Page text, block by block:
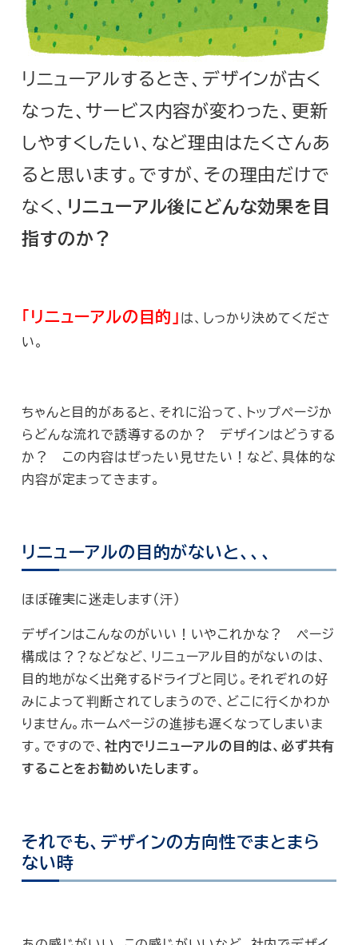
リニューアルするとき、デザインが古く
なった、サービス内容が変わった、更新
しやすくしたい、など理由はたくさんあ
ると思います。ですが、その理由だけで
なく、 リニューアル後にどんな効果を目
指すのか？
「リニューアルの目的」は、しっかり決めてくださ
い。
ちゃんと目的があると、それに沿って、トップページか
らどんな流れで誘導するのか？ デザインはどうする
か？ この内容はぜったい見せたい！など、具体的な
内容が定まってきます。
リニューアルの目的がないと、、、
ほぼ確実に迷走します（汗）
デザインはこんなのがいい！いやこれかな？ ページ
構成は？？などなど、リニューアル目的がないのは、
目的地がなく出発するドライブと同じ。それぞれの好
みによって判断されてしまうので、どこに行くかわか
りません。ホームページの進捗も遅くなってしまいま
す。ですので、 社内でリニューアルの目的は、必ず共有
することをお勧めいたします。
それでも、デザインの方向性でまとまら
ない時